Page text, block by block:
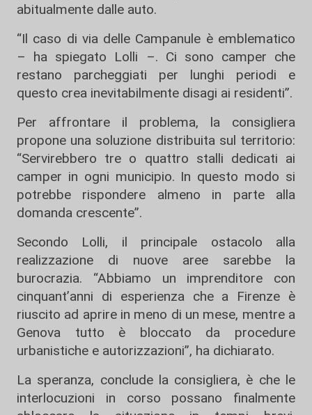
abitualmente dalle auto.
“Il caso di via delle Campanule è emblematico
– ha spiegato Lolli –. Ci sono camper che
restano parcheggiati per lunghi periodi e
questo crea inevitabilmente disagi ai residenti”.
Per affrontare il problema, la consigliera
propone una soluzione distribuita sul territorio:
“Servirebbero tre o quattro stalli dedicati ai
camper in ogni municipio. In questo modo si
potrebbe rispondere almeno in parte alla
domanda crescente”.
Secondo Lolli, il principale ostacolo alla
realizzazione di nuove aree sarebbe la
burocrazia. “Abbiamo un imprenditore con
cinquant’anni di esperienza che a Firenze è
riuscito ad aprire in meno di un mese, mentre a
Genova tutto è bloccato da procedure
urbanistiche e autorizzazioni”, ha dichiarato.
La speranza, conclude la consigliera, è che le
interlocuzioni in corso possano finalmente